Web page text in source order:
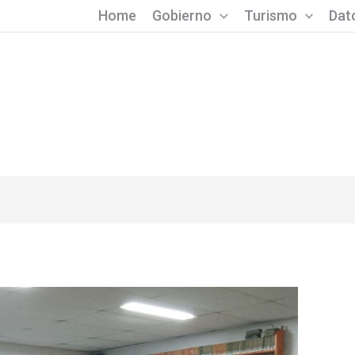
Home Gobierno Turismo